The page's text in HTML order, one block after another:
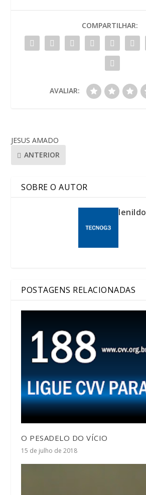
COMPARTILHAR:
AVALIAR:
JESUS AMADO
ANTERIOR
SOBRE O AUTOR
lenildo
POSTAGENS RELACIONADAS
O PESADELO DO VÍCIO
15 de julho de 2018